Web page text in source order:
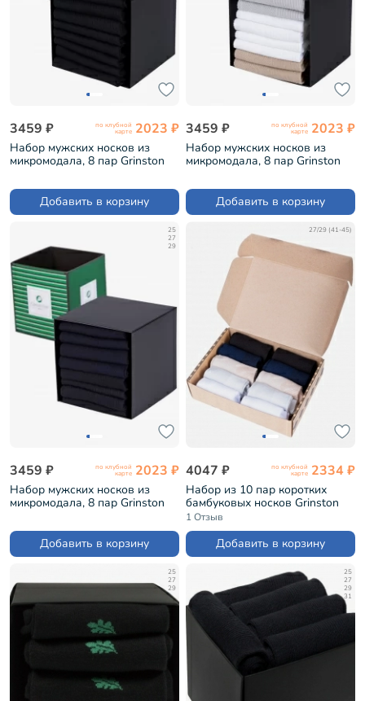
3459 ₽ по клубной
карте 2023 ₽
Набор мужских носков из
микромодала, 8 пар Grinston
Добавить в корзину
3459 ₽ по клубной
карте 2023 ₽
Набор мужских носков из
микромодала, 8 пар Grinston
Добавить в корзину
25
27
29
3459 ₽ по клубной
карте 2023 ₽
Набор мужских носков из
микромодала, 8 пар Grinston
Добавить в корзину
27/29 (41-45)
4047 ₽ по клубной
карте 2334 ₽
Набор из 10 пар коротких
бамбуковых носков Grinston
микс (PG-15D33-10k)
1 Отзыв
Добавить в корзину
25
27
29
25
27
29
31